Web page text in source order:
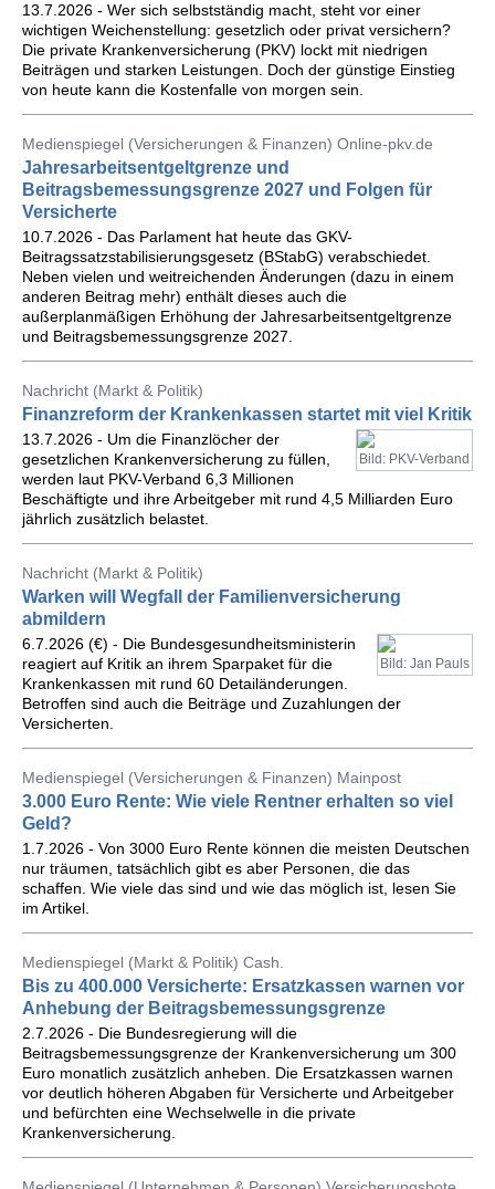
13.7.2026 - Wer sich selbstständig macht, steht vor einer
wichtigen Weichenstellung: gesetzlich oder privat versichern?
Die private Krankenversicherung (PKV) lockt mit niedrigen
Beiträgen und starken Leistungen. Doch der günstige Einstieg
von heute kann die Kostenfalle von morgen sein.
Medienspiegel (Versicherungen & Finanzen) Online-pkv.de
Jahresarbeitsentgeltgrenze und
Beitragsbemessungsgrenze 2027 und Folgen für
Versicherte
10.7.2026 - Das Parlament hat heute das GKV-
Beitragssatzstabilisierungsgesetz (BStabG) verabschiedet.
Neben vielen und weitreichenden Änderungen (dazu in einem
anderen Beitrag mehr) enthält dieses auch die
außerplanmäßigen Erhöhung der Jahresarbeitsentgeltgrenze
und Beitragsbemessungsgrenze 2027.
Nachricht (Markt & Politik)
Finanzreform der Krankenkassen startet mit viel Kritik
Bild: PKV-Verband
13.7.2026 - Um die Finanzlöcher der
gesetzlichen Krankenversicherung zu füllen,
werden laut PKV-Verband 6,3 Millionen
Beschäftigte und ihre Arbeitgeber mit rund 4,5 Milliarden Euro
jährlich zusätzlich belastet.
Nachricht (Markt & Politik)
Warken will Wegfall der Familienversicherung
abmildern
Bild: Jan Pauls
6.7.2026 (€) - Die Bundesgesundheitsministerin
reagiert auf Kritik an ihrem Sparpaket für die
Krankenkassen mit rund 60 Detailänderungen.
Betroffen sind auch die Beiträge und Zuzahlungen der
Versicherten.
Medienspiegel (Versicherungen & Finanzen) Mainpost
3.000 Euro Rente: Wie viele Rentner erhalten so viel
Geld?
1.7.2026 - Von 3000 Euro Rente können die meisten Deutschen
nur träumen, tatsächlich gibt es aber Personen, die das
schaffen. Wie viele das sind und wie das möglich ist, lesen Sie
im Artikel.
Medienspiegel (Markt & Politik) Cash.
Bis zu 400.000 Versicherte: Ersatzkassen warnen vor
Anhebung der Beitragsbemessungsgrenze
2.7.2026 - Die Bundesregierung will die
Beitragsbemessungsgrenze der Krankenversicherung um 300
Euro monatlich zusätzlich anheben. Die Ersatzkassen warnen
vor deutlich höheren Abgaben für Versicherte und Arbeitgeber
und befürchten eine Wechselwelle in die private
Krankenversicherung.